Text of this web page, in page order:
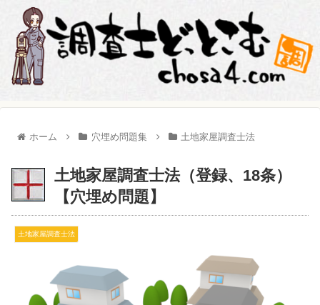
ホーム 穴埋め問題集 土地家屋調査士法
土地家屋調査士法（登録、18条）
【穴埋め問題】
土地家屋調査士法